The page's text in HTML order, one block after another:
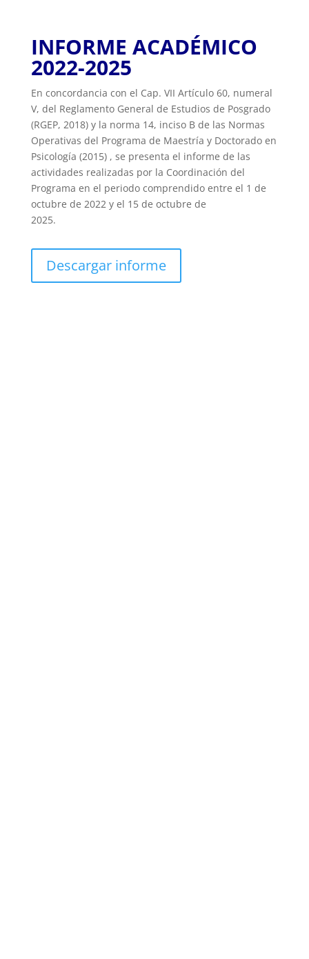
INFORME ACADÉMICO
2022-2025
En concordancia con el Cap. VII Artículo 60, numeral
V, del Reglamento General de Estudios de Posgrado
(RGEP, 2018) y la norma 14, inciso B de las Normas
Operativas del Programa de Maestría y Doctorado en
Psicología (2015) , se presenta el informe de las
actividades realizadas por la Coordinación del
Programa en el periodo comprendido entre el 1 de
octubre de 2022 y el 15 de octubre de
2025.
Descargar informe